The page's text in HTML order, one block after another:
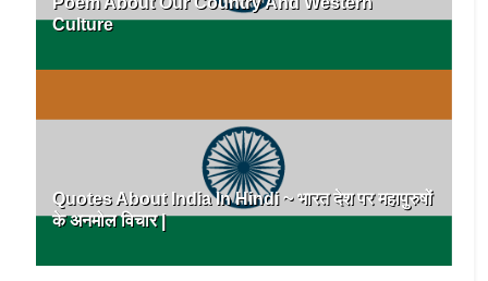
Culture
Quotes About India In Hindi ~ भारत देश पर महापुरुषों
के अनमोल विचार |